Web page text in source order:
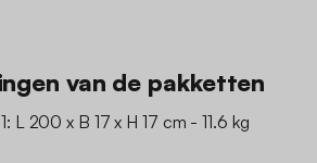
van de pakketten
L 200 x B 17 x H 17 cm - 11.6 kg